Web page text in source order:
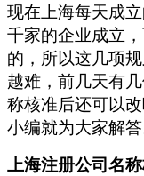
现在上海每天成
千家的企业成立
的，所以这几项
越难，前几天有
称核准后还可以
小编就为大家解答
上海注册公司名称